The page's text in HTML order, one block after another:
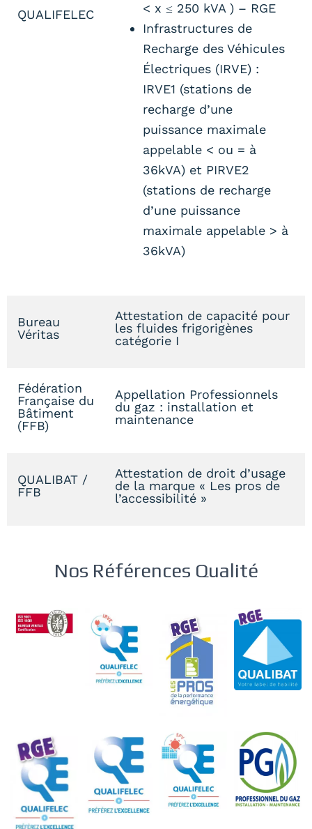
QUALIFELEC
< x ≤ 250 kVA ) – RGE
Infrastructures de
Recharge des Véhicules
Électriques (IRVE) :
IRVE1 (stations de
recharge d’une
puissance maximale
appelable < ou = à
36kVA) et PIRVE2
(stations de recharge
d’une puissance
maximale appelable > à
36kVA)
Bureau
Véritas
Attestation de capacité pour
les fluides frigorigènes
catégorie I
Fédération
Française du
Bâtiment
(FFB)
Appellation Professionnels
du gaz : installation et
maintenance
QUALIBAT /
FFB
Attestation de droit d’usage
de la marque « Les pros de
l’accessibilité »
Nos Références Qualité